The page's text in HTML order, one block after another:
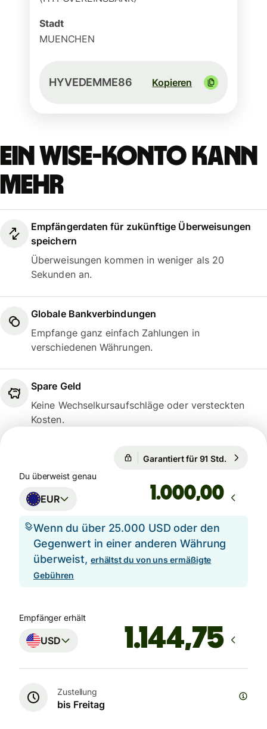
Stadt
MUENCHEN
HYVEDEMME86 Kopieren
Ein Wise-Konto kann
mehr
Empfängerdaten für zukünftige Überweisungen
speichern
Überweisungen kommen in weniger als 20
Sekunden an.
Globale Bankverbindungen
Empfange ganz einfach Zahlungen in
verschiedenen Währungen.
Spare Geld
Keine Wechselkursaufschläge oder versteckten
Kosten.
Garantiert für 91 Std.
Du überweist genau
EUR ,00
Wenn du über 25.000 USD oder den
Gegenwert in einer anderen Währung
überweist, erhältst du von uns ermäßigte
Gebühren
Empfänger erhält
USD
Zustellung
bis Freitag